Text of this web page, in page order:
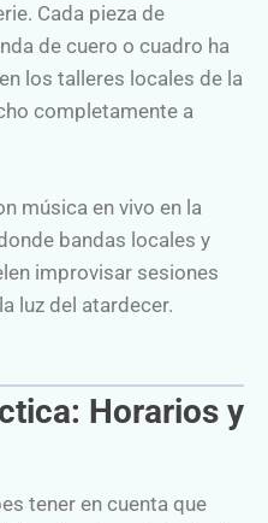
Cada pieza de
de cuero o cuadro ha
los talleres locales de la
completamente a
música en vivo en la
bandas locales y
improvisar sesiones
luz del atardecer.
Horarios y
tener en cuenta que